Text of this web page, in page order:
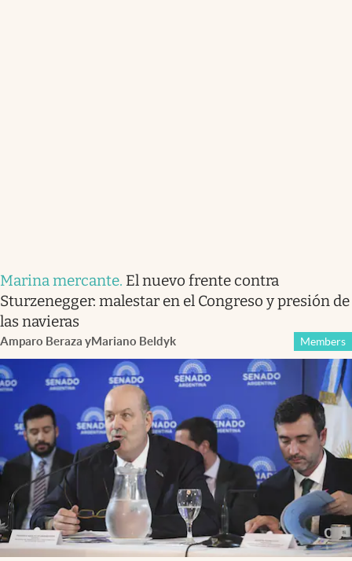
Marina mercante. El nuevo frente contra
Sturzenegger: malestar en el Congreso y presión de
las navieras
Amparo Beraza yMariano Beldyk Members